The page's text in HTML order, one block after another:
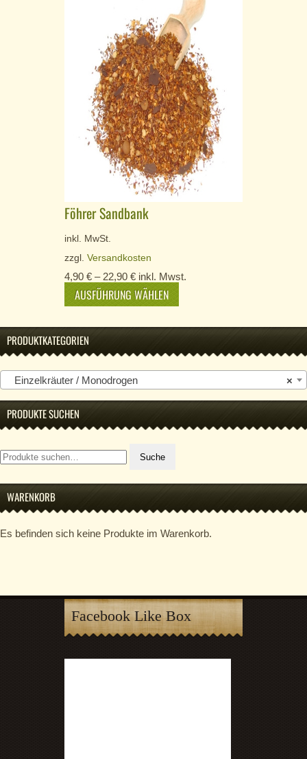
Föhrer Sandbank
inkl. MwSt.
zzgl. Versandkosten
4,90 € – 22,90 € inkl. Mwst.
AUSFÜHRUNG WÄHLEN
PRODUKTKATEGORIEN
×
Einzelkräuter / Monodrogen
PRODUKTE SUCHEN
Suche
nach:
Suche
WARENKORB
Es befinden sich keine Produkte im Warenkorb.
Facebook Like Box